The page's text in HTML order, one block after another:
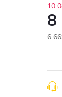
10
8
6